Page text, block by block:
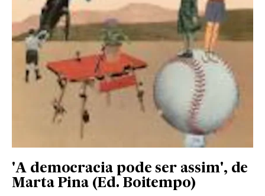
'A democracia pode ser assim', de
Marta Pina (Ed. Boitempo)